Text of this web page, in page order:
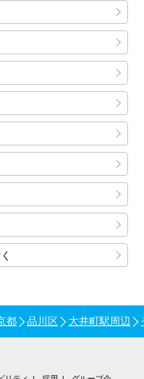
都 品川区 大井町駅周辺